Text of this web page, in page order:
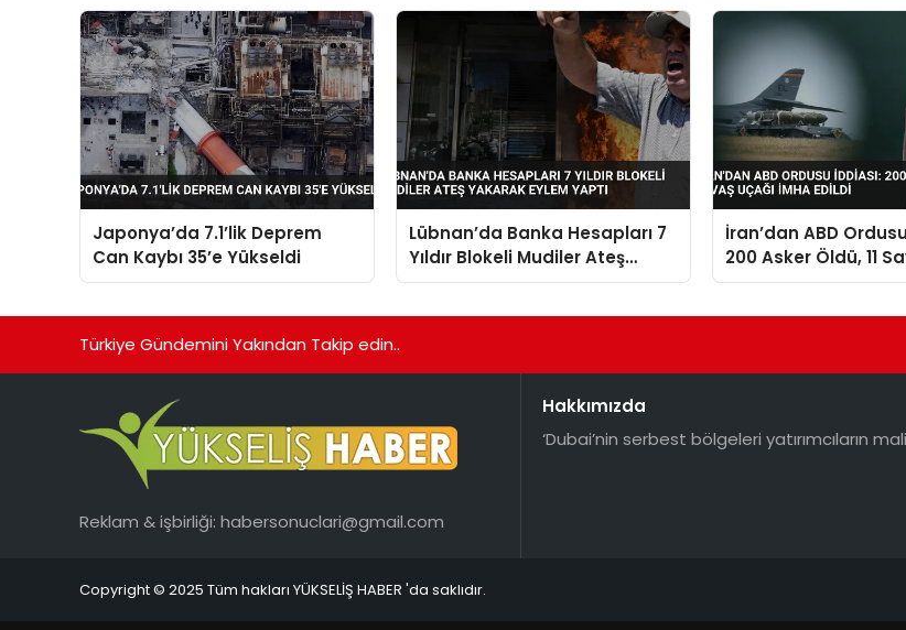
Japonya’da 7.1’lik Deprem
Can Kaybı 35’e Yükseldi
Lübnan’da Banka Hesapları 7
Yıldır Blokeli Mudiler Ateş
Yakarak Eylem Yaptı
İran’dan ABD
200 Asker Öldü, 11
İmha Edildi
Türkiye Gündemini Yakından Takip edin..
Reklam & işbirliği: habersonuclari@gmail.com
Hakkımızda
‘Dubai’nin serbest bölgeleri yatırımcıların
Copyright © 2025 Tüm hakları YÜKSELİŞ HABER 'da saklıdır.